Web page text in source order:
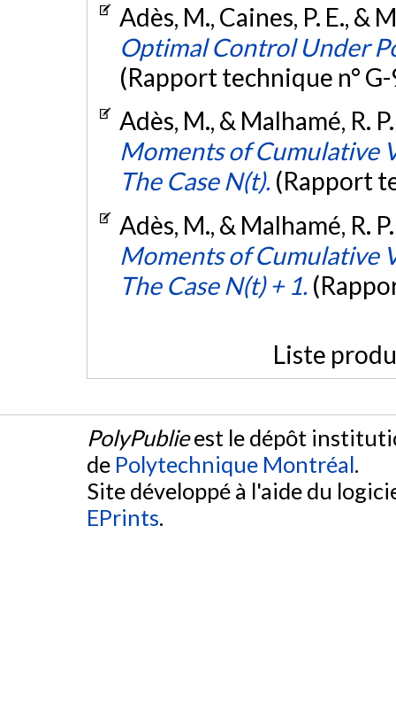
Adès, M., Caines, P. E., &
Optimal Control Under
(Rapport technique n°
Adès, M., & Malhamé, R.
Moments of Cumulative
The Case N(t). (Rapport
Adès, M., & Malhamé, R.
Moments of Cumulative
The Case N(t) + 1.
Liste
PolyPublieest le dépôt
de Polytechnique Montréal.
Site développé à l'aide du
EPrints.